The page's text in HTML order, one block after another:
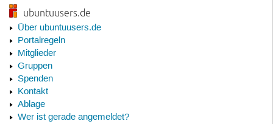
ubuntuusers.de
Über ubuntuusers.de
Portalregeln
Mitglieder
Gruppen
Spenden
Kontakt
Ablage
Wer ist gerade angemeldet?